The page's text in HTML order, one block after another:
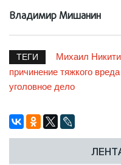
Владимир Мишанин
ТЕГИ Михаил
причинение тяжкого
уголовное дело